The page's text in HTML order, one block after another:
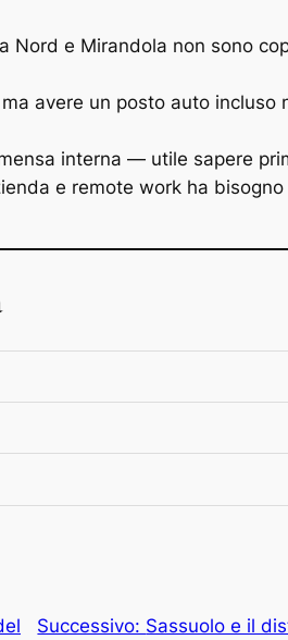
Nord e Mirandola non sono
avere un posto auto incluso
interna — utile sapere
e remote work ha
Successivo: Sassuolo e il